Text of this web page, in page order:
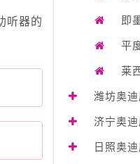
听器的
即
平
莱
潍坊奥
济宁奥
日照奥